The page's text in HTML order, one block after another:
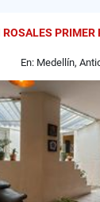
PRIMER
En: Medellín,